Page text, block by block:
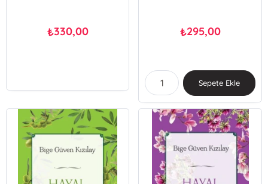
₺330,00 ₺295,00
Sepete Ekle